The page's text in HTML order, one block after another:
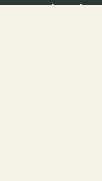
appartements,